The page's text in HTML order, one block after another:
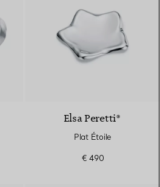
Elsa Peretti®
Plat Étoile
€ 490